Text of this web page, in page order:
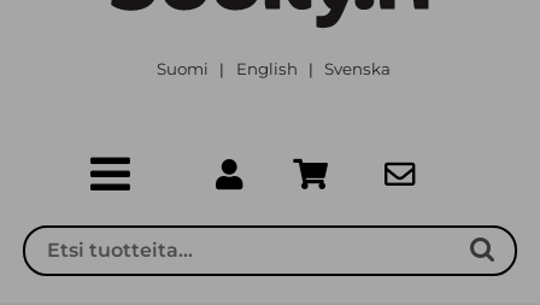
Suomi | English | Svenska